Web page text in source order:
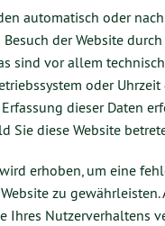
automatisch oder
der Website durch
sind vor allem
oder Uhrzeit
dieser Daten
Sie diese Website
erhoben, um eine
zu gewährleisten.
Ihres Nutzerverhaltens